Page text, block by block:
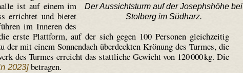
Der Aussichtsturm auf der Josephshöhe bei
Stolberg im Südharz.
ist auf einem im
errichtet und bietet
im Inneren des
erste Plattform, auf der sich gegen 100 Personen gleichzeitig
der mit einem Sonnendach überdeckten Krönung des Turmes, die
des Turmes erreicht das stattliche Gewicht von 120 000 kg. Die
2023] betragen.